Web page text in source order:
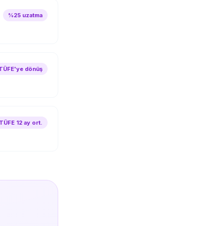
%25 uzatma
dönüş
TÜFE 12 ay ort.